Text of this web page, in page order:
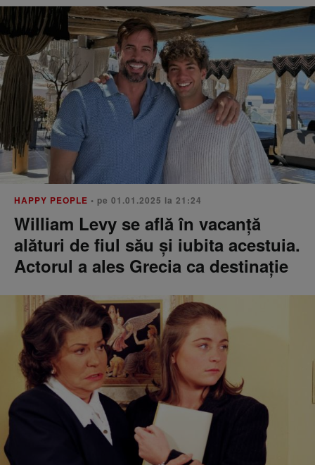
HAPPY PEOPLE • pe 01.01.2025 la 21:24
William Levy se află în vacanță
alături de fiul său și iubita acestuia.
Actorul a ales Grecia ca destinație